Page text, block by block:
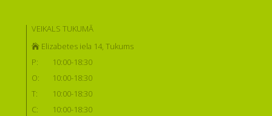
VEIKALS TUKUMĀ
Elizabetes iela 14, Tukums
P:
10:00-18:30
O:
10:00-18:30
T:
10:00-18:30
C:
10:00-18:30